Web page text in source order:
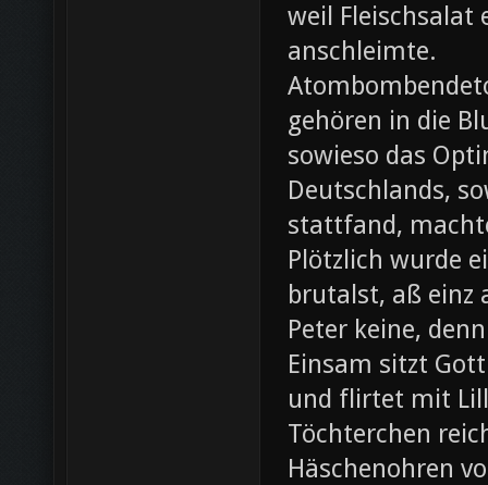
weil Fleischsalat
anschleimte.
gehören in die
sowieso das
Deutschlands,
stattfand,
Plötzlich wurde
brutalst, aß einz
Peter keine,
Einsam sitzt
und flirtet mit
Töchterchen
Häschenohren